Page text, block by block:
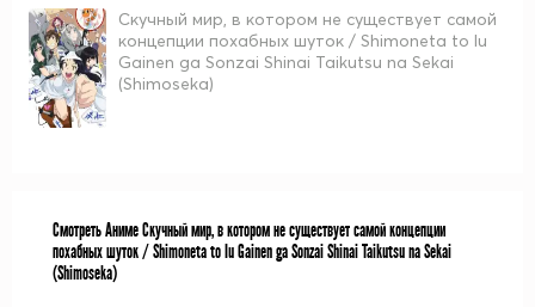
Скучный мир, в котором не существует самой
концепции похабных шуток / Shimoneta to Iu
Gainen ga Sonzai Shinai Taikutsu na Sekai
(Shimoseka)
Смотреть Аниме Скучный мир, в котором не существует самой концепции
похабных шуток / Shimoneta to Iu Gainen ga Sonzai Shinai Taikutsu na Sekai
(Shimoseka)